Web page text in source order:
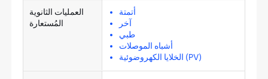
العمليات الثانوية
المُستعارة
أتمتة
آخر
طبي
أشباه الموصلات
الخلايا الكهروضوئية (PV)